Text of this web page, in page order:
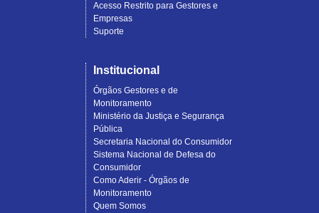
Acesso Restrito para Gestores e
Empresas
Suporte
Institucional
Órgãos Gestores e de
Monitoramento
Ministério da Justiça e Segurança
Pública
Secretaria Nacional do Consumidor
Sistema Nacional de Defesa do
Consumidor
Como Aderir - Órgãos de
Monitoramento
Quem Somos